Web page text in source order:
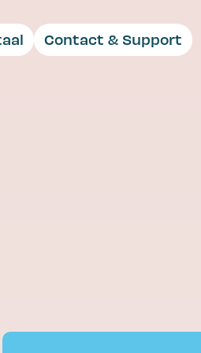
Contact & Support